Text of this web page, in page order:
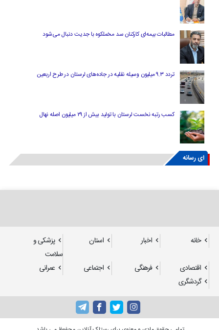
مطالبات بیمه‌ای کارکنان سد مخملکوه با جدیت دنبال می‌شود
تردد ۹.۳ میلیون وسیله نقلیه در جاده‌های لرستان در طرح اربعین
کسب رتبه نخست لرستان با تولید بیش از ۲۹ میلیون اصله نهال
ای رسانه
خانه اخبار استان
پزشکی و
سلامت
اقتصادی
فرهنگی اجتماعی
عمرانی
گردشگری